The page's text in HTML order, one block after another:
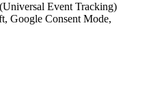
Event Tracking)
Google Consent Mode,